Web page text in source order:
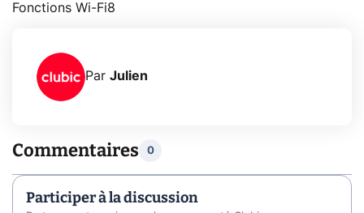
Fonctions Wi-Fi8
Par Julien
Commentaires 0
Participer à la discussion